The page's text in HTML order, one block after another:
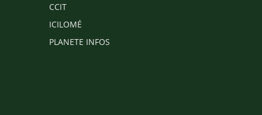
CCIT
ICILOMÉ
PLANETE INFOS